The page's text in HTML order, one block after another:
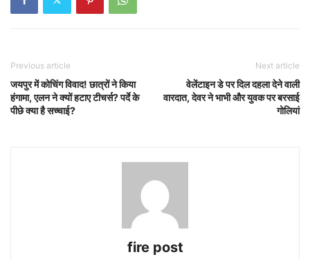
Previous article
जयपुर में कोचिंग विवाद! छात्रों ने किया
हंगामा, एलन ने क्यों हटाए टीचर्स? पर्दे के
पीछे क्या है सच्चाई?
Next article
वेलेंटाइन डे पर दिल दहला देने वाली
वारदात, देवर ने भाभी और युवक पर बरसाई
गोलियां
fire post